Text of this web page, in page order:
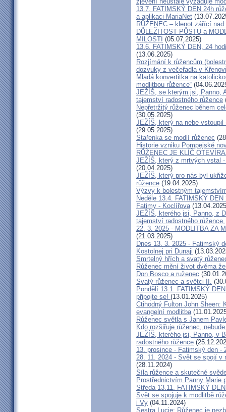
13.7. FATIMSKÝ DEN 24h
a aplikaci MariaNet
RŮŽENEC – klenot zářící
DŮLEŽITOST PŮSTU a
MILOSTI (05.07.2025)
13.6. FATIMSKÝ DEN, 24
(13.06.2025)
Rozjímání k růžencům
dozvuky z večeřadla v
Mladá konvertitka na
modlitbou růžence“
JEŽÍŠ, se kterým jsi, Panno,
tajemství radostného růžence
Nepřetržitý růženec během
(30.05.2025)
JEŽÍŠ, který na nebe
(29.05.2025)
Stařenka se modlí růženec
Historie vzniku Pompejské
RŮŽENEC JE KLÍČ
JEŽÍŠ, který z mrtvých vstal
(20.04.2025)
JEŽÍŠ, který pro nás byl
růžence (19.04.2025)
Výzvy k bolestným
Neděle 13.4. FATIMSKÝ
Fatimy - Koclířova
JEŽÍŠ, kterého jsi, Panno, z
tajemství radostného růžence,
22. 3. 2025 - MODLITBA ZA
(21.03.2025)
Dnes 13. 3. 2025 - Fatimský
Kostolnej pri Dunaji
Smrtelný hřích a svatý
Růženec mění život dvěma
Don Bosco a ruženec
Svatý růženec a světci II.
Pondělí 13.1. FATIMSKÝ
připojte se! (13.01.2025)
Ctihodný Fulton John Sheen:
evangelní modlitba
Růženec světla s Janem
Kdo rozšiřuje růženec,
JEŽÍŠ, kterého jsi, Panno, v
radostného růžence
13. prosince - Fatimský den -
28. 11. 2024 - Svět se spojí v
(28.11.2024)
Síla růžence a skutečné
Prostřednictvím Panny Marie
Středa 13.11. FATIMSKÝ
Svět se spojuje k modlitbě
i Vy (04.11.2024)
Sestra Lucie: Růženec je